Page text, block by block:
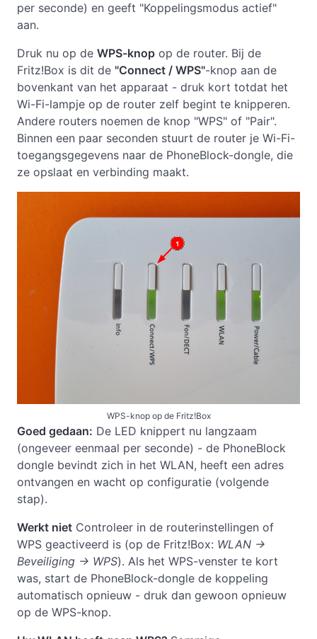
per seconde) en geeft "Koppelingsmodus actief"
aan.
Druk nu op de WPS-knop op de router. Bij de
Fritz!Box is dit de "Connect / WPS"-knop aan de
bovenkant van het apparaat - druk kort totdat het
Wi-Fi-lampje op de router zelf begint te knipperen.
Andere routers noemen de knop "WPS" of "Pair".
Binnen een paar seconden stuurt de router je Wi-Fi-
toegangsgegevens naar de PhoneBlock-dongle, die
ze opslaat en verbinding maakt.
WPS-knop op de Fritz!Box
Goed gedaan: De LED knippert nu langzaam
(ongeveer eenmaal per seconde) - de PhoneBlock
dongle bevindt zich in het WLAN, heeft een adres
ontvangen en wacht op configuratie (volgende
stap).
Werkt niet Controleer in de routerinstellingen of
WPS geactiveerd is (op de Fritz!Box: WLAN →
Beveiliging → WPS). Als het WPS-venster te kort
was, start de PhoneBlock-dongle de koppeling
automatisch opnieuw - druk dan gewoon opnieuw
op de WPS-knop.